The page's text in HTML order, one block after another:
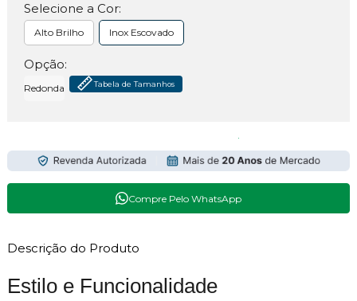
Selecione a Cor:
Alto Brilho Inox Escovado
Opção:
Redonda Tabela de Tamanhos
Compre Pelo WhatsApp
Descrição do Produto
Estilo e Funcionalidade